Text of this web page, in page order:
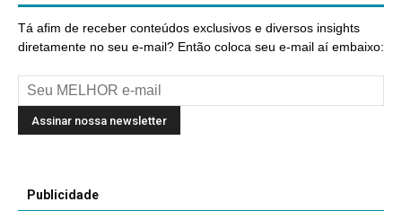
Tá afim de receber conteúdos exclusivos e diversos insights
diretamente no seu e-mail? Então coloca seu e-mail aí embaixo:
Publicidade